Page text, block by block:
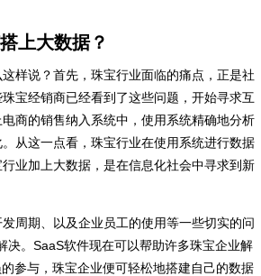
上大数据？
样说？首先，珠宝行业面临的痛点，正是社
宝经销商已经看到了这些问题，开始寻求互
商的销售纳入系统中，使用系统精确地分析
从这一点看，珠宝行业在使用系统进行数据
业加上大数据，是在信息化社会中寻求到新
周期、以及企业员工的使用等一些切实的问
。SaaS软件现在可以帮助许多珠宝企业解
参与，珠宝企业便可轻松地搭建自己的数据